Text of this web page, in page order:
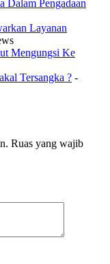
Dalam Pengadaan
Layanan
Mengungsi Ke
Tersangka ? -
Ruas yang wajib